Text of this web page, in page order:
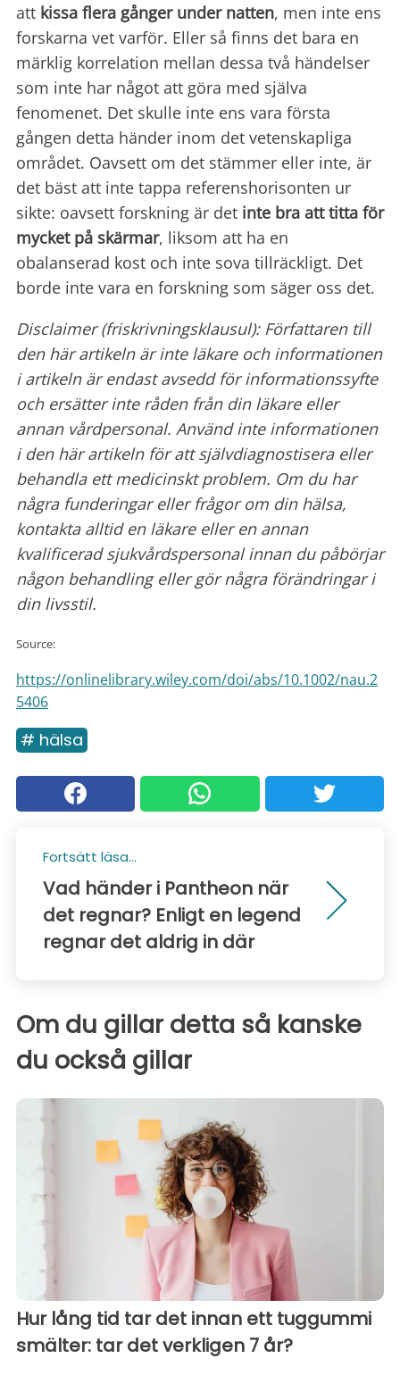
att kissa flera gånger under natten, men inte ens
forskarna vet varför. Eller så finns det bara en
märklig korrelation mellan dessa två händelser
som inte har något att göra med själva
fenomenet. Det skulle inte ens vara första
gången detta händer inom det vetenskapliga
området. Oavsett om det stämmer eller inte, är
det bäst att inte tappa referenshorisonten ur
sikte: oavsett forskning är det inte bra att titta för
mycket på skärmar, liksom att ha en
obalanserad kost och inte sova tillräckligt. Det
borde inte vara en forskning som säger oss det.
Disclaimer (friskrivningsklausul): Författaren till
den här artikeln är inte läkare och informationen
i artikeln är endast avsedd för informationssyfte
och ersätter inte råden från din läkare eller
annan vårdpersonal. Använd inte informationen
i den här artikeln för att självdiagnostisera eller
behandla ett medicinskt problem. Om du har
några funderingar eller frågor om din hälsa,
kontakta alltid en läkare eller en annan
kvalificerad sjukvårdspersonal innan du påbörjar
någon behandling eller gör några förändringar i
din livsstil.
Source:
https://onlinelibrary.wiley.com/doi/abs/10.1002/nau.2
5406
# hälsa
Fortsätt läsa...
Vad händer i Pantheon när
det regnar? Enligt en legend
regnar det aldrig in där
Om du gillar detta så kanske
du också gillar
Hur lång tid tar det innan ett tuggummi
smälter: tar det verkligen 7 år?